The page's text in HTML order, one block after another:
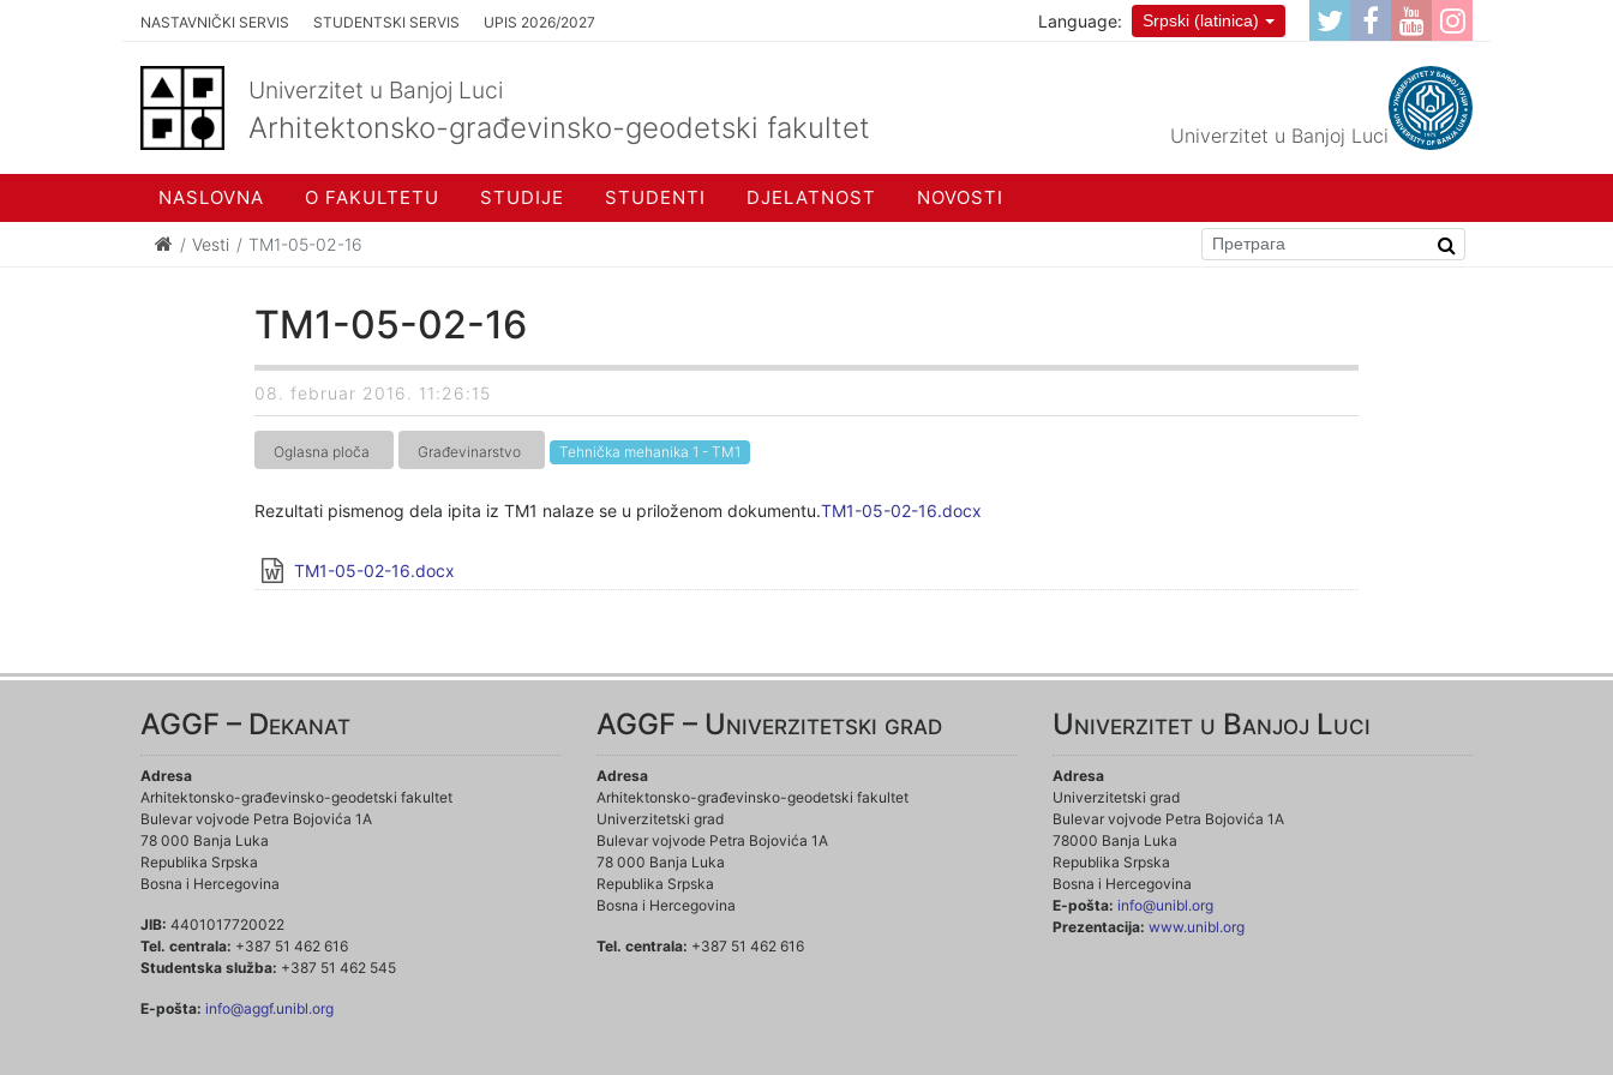
NASTAVNIČKI SERVIS STUDENTSKI SERVIS UPIS 2026/2027 Language: Srpski (latinica)
Univerzitet u Banjoj Luci
Arhitektonsko-građevinsko-geodetski fakultet Univerzitet u Banjoj Luci
NASLOVNA O FAKULTETU STUDIJE STUDENTI DJELATNOST NOVOSTI
Vesti TM1-05-02-16
TM1-05-02-16
08. februar 2016. 11:26:15
Oglasna ploča Građevinarstvo Tehnička mehanika 1 - TM1
Rezultati pismenog dela ipita iz TM1 nalaze se u priloženom dokumentu.TM1-05-02-16.docx
TM1-05-02-16.docx
AGGF – Dekanat
Adresa
Arhitektonsko-građevinsko-geodetski fakultet
Bulevar vojvode Petra Bojovića 1A
78 000 Banja Luka
Republika Srpska
Bosna i Hercegovina
JIB: 4401017720022
Tel. centrala: +387 51 462 616
Studentska služba: +387 51 462 545
E-pošta: info@aggf.unibl.org
AGGF – Univerzitetski grad
Adresa
Arhitektonsko-građevinsko-geodetski fakultet
Univerzitetski grad
Bulevar vojvode Petra Bojovića 1A
78 000 Banja Luka
Republika Srpska
Bosna i Hercegovina
Tel. centrala: +387 51 462 616
Univerzitet u Banjoj Luci
Adresa
Univerzitetski grad
Bulevar vojvode Petra Bojovića 1A
78000 Banja Luka
Republika Srpska
Bosna i Hercegovina
E-pošta: info@unibl.org
Prezentacija: www.unibl.org